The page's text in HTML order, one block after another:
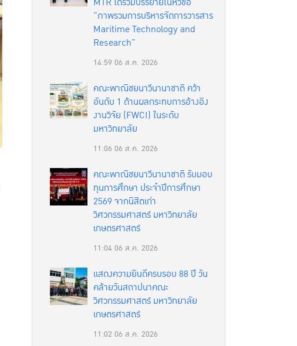
“ภาพรวมการบริหารจัดการวารสาร
Maritime Technology and
Research”
14:59 06 ส.ค. 2026
คณะพาณิชยนาวีนานาชาติ คว้า
อันดับ 1 ด้านผลกระทบการอ้างอิง
งานวิจัย (FWCI) ในระดับ
มหาวิทยาลัย
11:06 06 ส.ค. 2026
คณะพาณิชยนาวีนานาชาติ รับมอบ
ทุนการศึกษา ประจำปีการศึกษา
2569 จากนิสิตเก่า
วิศวกรรมศาสตร์ มหาวิทยาลัย
เกษตรศาสตร์
11:0406 ส.ค. 2026
แสดงความยินดีครบรอบ 88 ปี วัน
คล้ายวันสถาปนาคณะ
วิศวกรรมศาสตร์ มหาวิทยาลัย
เกษตรศาสตร์
11:02 06 ส.ค. 2026